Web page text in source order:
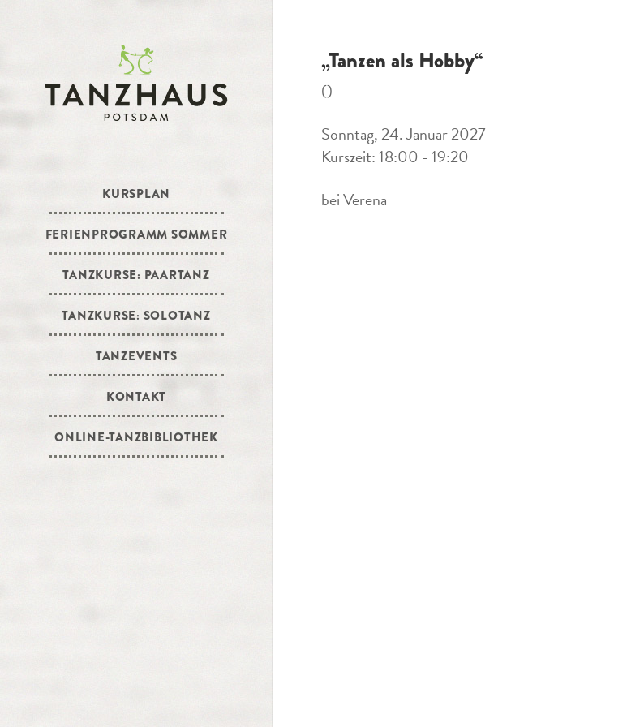
KURSPLAN
FERIENPROGRAMM SOMMER
TANZKURSE: PAARTANZ
TANZKURSE: SOLOTANZ
TANZEVENTS
KONTAKT
ONLINE-TANZBIBLIOTHEK
„Tanzen als Hobby“
()
Sonntag, 24. Januar 2027
Kurszeit: 18:00 - 19:20
bei Verena